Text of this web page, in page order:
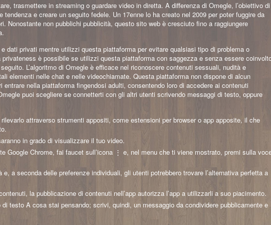
trasmettere in streaming o guardare video in diretta. A differenza di Omegle, l’obiettivo di
tendenza e creare un seguito fedele. Un 17enne lo ha creato nel 2009 per poter fuggire da
Nonostante non pubblichi pubblicità, questo sito web è cresciuto fino a raggiungere
dati privati mentre utilizzi questa piattaforma per evitare qualsiasi tipo di problema o
è possibile se utilizzi questa piattaforma con saggezza e senza essere
L’algoritmo di Omegle è efficace nel riconoscere contenuti sessuali, nudità e
elementi nelle chat e nelle videochiamate. Questa piattaforma non dispone di alcun
nella piattaforma fingendosi adulti, consentendo loro di accedere ai contenuti
puoi scegliere se connetterti con gli altri utenti scrivendo messaggi di testo, oppure
attraverso strumenti appositi, come estensioni per browser o app apposite, il che
in grado di visualizzare il tuo video.
Google Chrome, fai faucet sull’icona ⋮ e, nel menu che ti viene mostrato, premi sulla
a seconda delle preferenze individuali, gli utenti potrebbero trovare l’alternativa perfetta a
la pubblicazione di contenuti nell’app autorizza l’app a utilizzarli a suo piacimento.
testo A cosa stai pensando; scrivi, quindi, un messaggio da condividere pubblicamente e